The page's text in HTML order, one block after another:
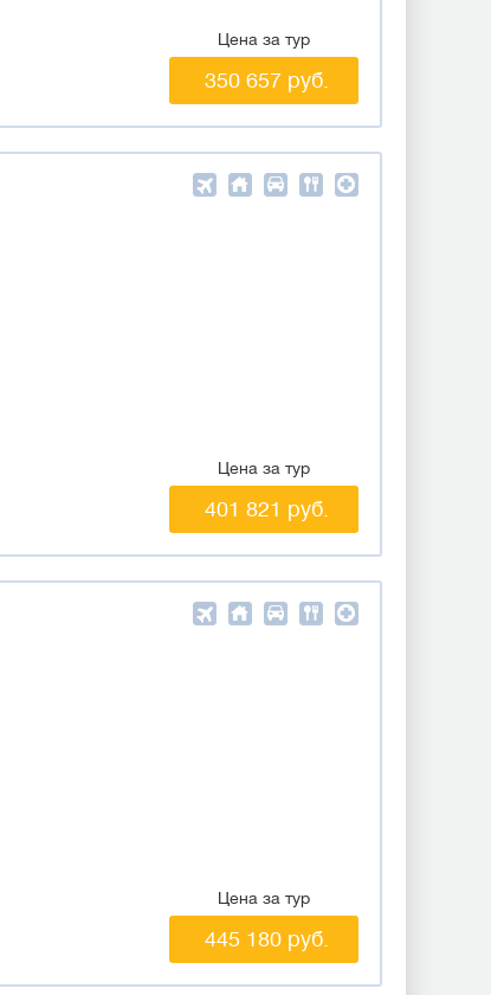
Цена за тур
350 657 руб.
Цена за тур
401 821 руб.
Цена за тур
445 180 руб.